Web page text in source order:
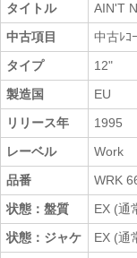
タイトル
AIN'T
中古項目
中古ﾚｺ
タイプ
12"
製造国
EU
リリース年
1995
レーベル
Work
品番
WRK
状態：盤質
EX (通
状態：ジャケ
EX (通